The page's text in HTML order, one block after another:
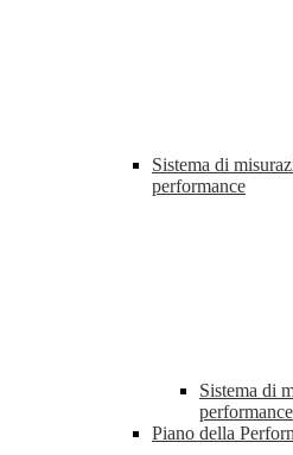
Sistema di
performance
Sistema di
performance
Piano della